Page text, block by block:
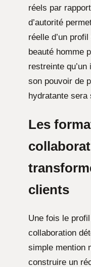
réels par
d’autorité
réelle d’un
beauté homme
restreinte
son pouvoir de
hydratante sera
Les
clients
Une fois le
collaboration
simple mention
construire un